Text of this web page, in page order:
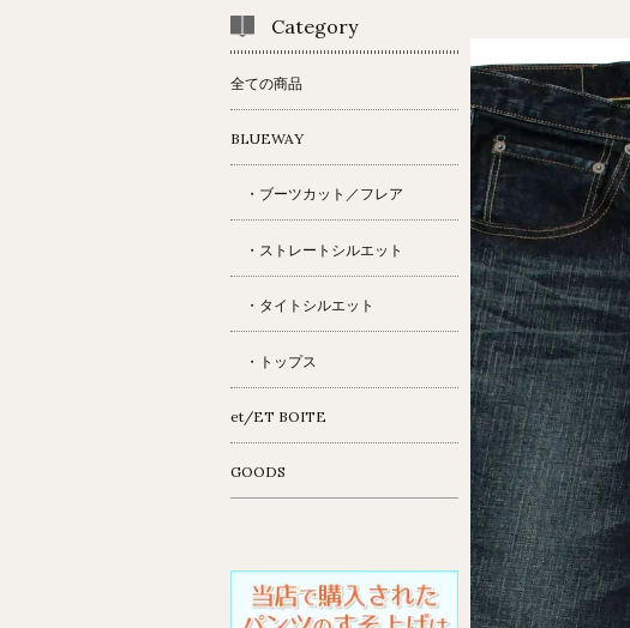
Category
全ての商品
BLUEWAY
・ブーツカット／フレア
・ストレートシルエット
・タイトシルエット
・トップス
et/ET BOITE
GOODS